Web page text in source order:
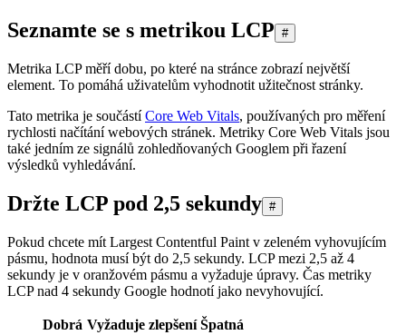
Seznamte se s metrikou LCP #
Metrika LCP měří dobu, po které na stránce zobrazí největší
element. To pomáhá uživatelům vyhodnotit užitečnost stránky.
Tato metrika je součástíCore Web Vitals, používaných pro měření
rychlosti načítání webových stránek. Metriky Core Web Vitals jsou
také jedním ze signálů zohledňovaných Googlem při řazení
výsledků vyhledávání.
Držte LCP pod 2,5 sekundy #
Pokud chcete mít Largest Contentful Paint v zeleném vyhovujícím
pásmu, hodnota musí být do 2,5 sekundy. LCP mezi 2,5 až 4
sekundy je v oranžovém pásmu a vyžaduje úpravy. Čas metriky
LCP nad 4 sekundy Google hodnotí jako nevyhovující.
Dobrá Vyžaduje zlepšení Špatná